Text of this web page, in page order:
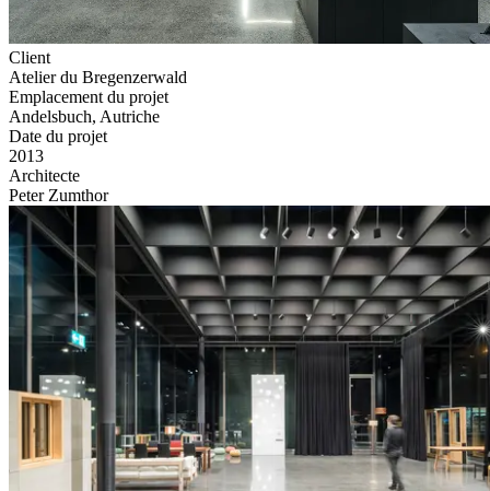
Client
Atelier du Bregenzerwald
Emplacement du projet
Andelsbuch, Autriche
Date du projet
2013
Architecte
Peter Zumthor